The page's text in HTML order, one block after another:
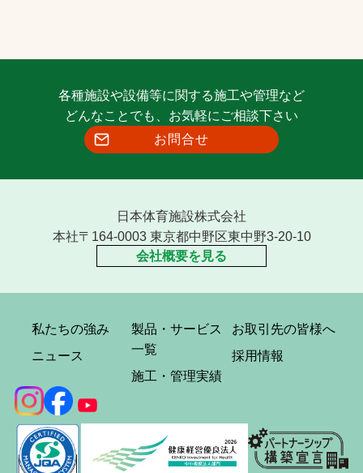
各種施設や設備等に関する施工や管理など
どんなことでも、お気軽にご相談下さい
お問合せ
日本体育施設株式会社
本社〒164-0003 東京都中野区東中野3-20-10
会社概要を見る
私たちの強み
ニュース
製品・サービス
一覧
施工・管理実績
お取引先の皆様へ
採用情報